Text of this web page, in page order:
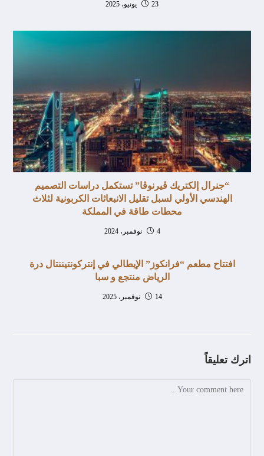
23 يونيو، 2025
“جنرال إلكتريك ڤيرنوڤا” تستكمل دراسات التصميم
الهندسي الأولي لسبل تقليل الانبعاثات الكربونية لثلاث
محطات طاقة في المملكة
4 نوفمبر، 2024
افتتاح مطعم “فرانكوز” الإيطالي في إنتركونتيننتال درة
الرياض منتجع و سبا
14 نوفمبر، 2025
اترك تعليقاً